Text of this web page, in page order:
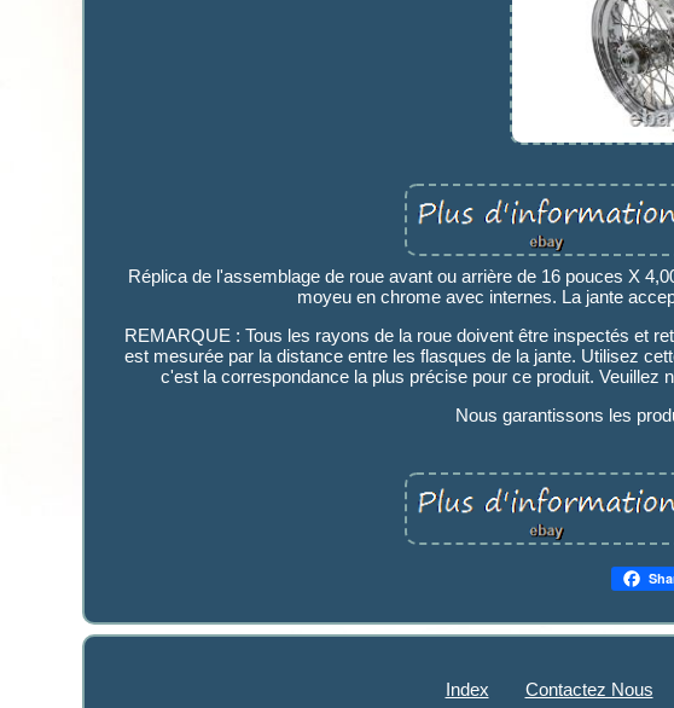
Réplica de l'assemblage de roue avant ou arrière de 16 pouces X
moyeu en chrome avec internes. La jante
REMARQUE : Tous les rayons de la roue doivent être inspectés et
est mesurée par la distance entre les flasques de la jante. Utilisez
c'est la correspondance la plus précise pour ce produit.
Nous garantissons les
Index Contactez Nous